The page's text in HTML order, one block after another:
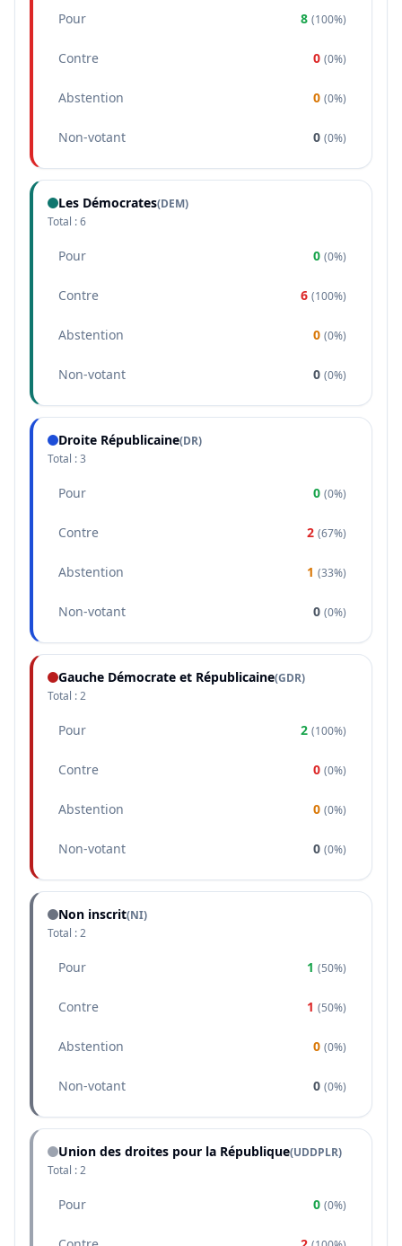
Pour 8 (100%)
Contre 0 (0%)
Abstention 0 (0%)
Non-votant 0 (0%)
Les Démocrates(DEM)
Total :6
Pour 0 (0%)
Contre 6 (100%)
Abstention 0 (0%)
Non-votant 0 (0%)
Droite Républicaine(DR)
Total :3
Pour 0 (0%)
Contre 2 (67%)
Abstention 1 (33%)
Non-votant 0 (0%)
Gauche Démocrate et Républicaine(GDR)
Total :2
Pour 2 (100%)
Contre 0 (0%)
Abstention 0 (0%)
Non-votant 0 (0%)
Non inscrit(NI)
Total :2
Pour 1 (50%)
Contre 1 (50%)
Abstention 0 (0%)
Non-votant 0 (0%)
Union des droites pour la République(UDDPLR)
Total :2
Pour 0 (0%)